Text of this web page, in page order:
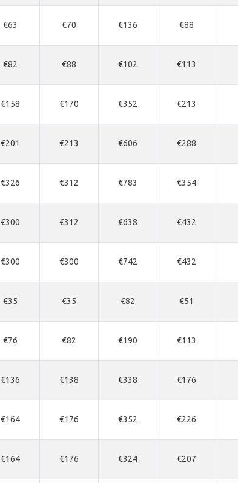
€63 €70 €136 €88
€82 €88 €102 €113
€158 €170 €352 €213
€201 €213 €606 €288
€326 €312 €783 €354
€300 €312 €638 €432
€300 €300 €742 €432
€35 €35 €82 €51
€76 €82 €190 €113
€136 €138 €338 €176
€164 €176 €352 €226
€164 €176 €324 €207